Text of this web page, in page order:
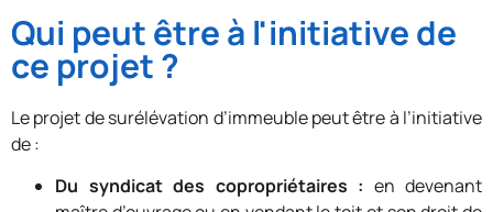
Qui peut être à l'initiative de
ce projet ?
Le projet de surélévation d’immeuble peut être à l’initiative
de :
Du syndicat des copropriétaires : en devenant